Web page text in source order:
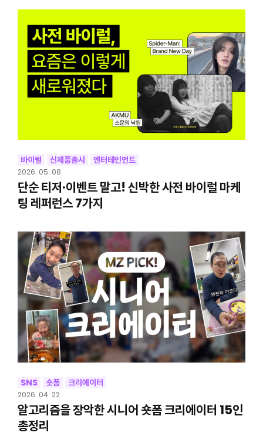
바이럴 신제품출시 엔터테인먼트
2026. 05. 08
단순 티저·이벤트 말고! 신박한 사전 바이럴 마케
팅 레퍼런스 7가지
SNS 숏폼 크리에이터
2026. 04. 22
알고리즘을 장악한 시니어 숏폼 크리에이터 15인
총정리